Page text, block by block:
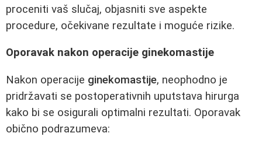
proceniti vaš slučaj, objasniti sve aspekte
procedure, očekivane rezultate i moguće rizike.
Oporavak nakon operacije ginekomastije
Nakon operacije ginekomastije, neophodno je
pridržavati se postoperativnih uputstava hirurga
kako bi se osigurali optimalni rezultati. Oporavak
obično podrazumeva: